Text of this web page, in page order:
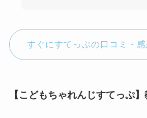
すぐにすてっぷの口コミ・
【こどもちゃれんじすてっぷ